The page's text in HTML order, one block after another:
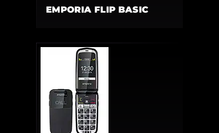
EMPORIA FLIP BASIC